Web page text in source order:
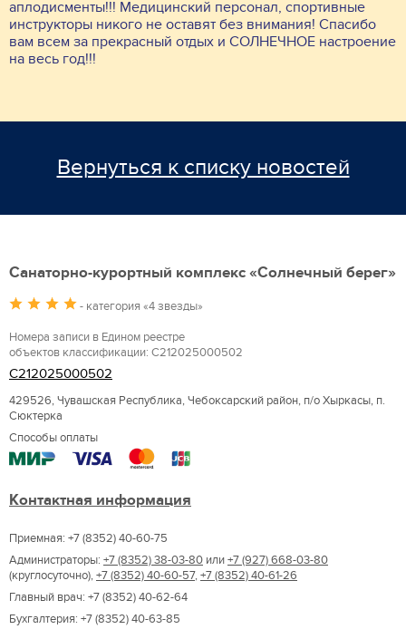
аплодисменты!!! Медицинский персонал, спортивные
инструкторы никого не оставят без внимания! Спасибо
вам всем за прекрасный отдых и СОЛНЕЧНОЕ настроение
на весь год!!!
Вернуться к списку новостей
Санаторно-курортный комплекс «Солнечный берег»
- категория «4 звезды»
Номера записи в Едином реестре
объектов классификации: С212025000502
С212025000502
429526, Чувашская Республика, Чебоксарский район, п/о Хыркасы, п.
Сюктерка
Способы оплаты
Контактная информация
Приемная: +7 (8352) 40-60-75
Администраторы: +7 (8352) 38-03-80 или+7 (927) 668-03-80
(круглосуточно),+7 (8352) 40-60-57,+7 (8352) 40-61-26
Главный врач: +7 (8352) 40-62-64
Бухгалтерия: +7 (8352) 40-63-85